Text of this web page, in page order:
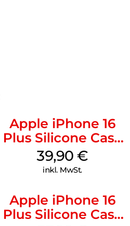
Apple iPhone 16
Plus Silicone Case
MagSafe Plum
39,90€
inkl. MwSt.
Apple iPhone 16
Plus Silicone Case